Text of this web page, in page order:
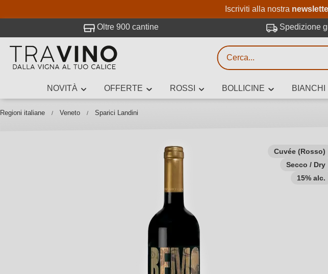
Iscriviti alla nostra
Oltre 900 cantine Spedizione
NOVITÀ OFFERTE ROSSI BOLLICINE BIANCHI
Regioni italiane Veneto Sparici Landini
Cuvée (Rosso)
Secco / Dry
15% alc.
Ricerca vini
Inserisci almeno 3 caratteri
Descrivi il vino stai cercando – per
Travino.